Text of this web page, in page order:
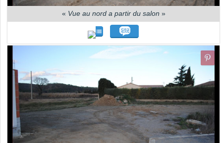
« Vue au nord a partir du salon »